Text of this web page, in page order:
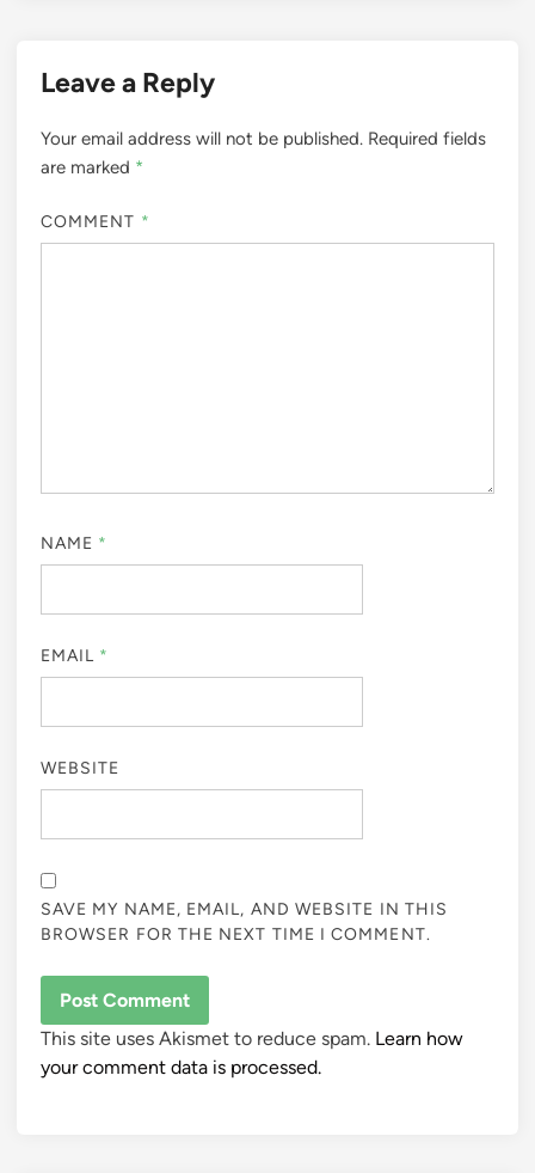
Leave a Reply
Your email address will not be published. Required fields
are marked *
COMMENT *
NAME *
EMAIL *
WEBSITE
SAVE MY NAME, EMAIL, AND WEBSITE IN THIS
BROWSER FOR THE NEXT TIME I COMMENT.
This site uses Akismet to reduce spam. Learn how
your comment data is processed.